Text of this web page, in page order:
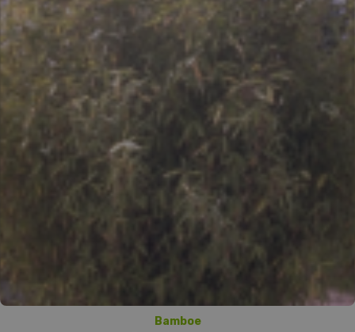
Bamboe